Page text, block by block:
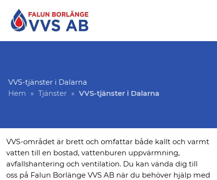
VVS-tjänster i Dalarna
Hem
» Tjänster » VVS-tjänster i Dalarna
VVS-området är brett och omfattar både kallt och varmt
vatten till en bostad, vattenburen uppvärmning,
avfallshantering och ventilation. Du kan vända dig till
oss på Falun Borlänge VVS AB när du behöver hjälp med